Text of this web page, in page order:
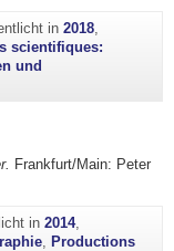
in 2018,
scientifiques:
und
Frankfurt/Main: Peter
in 2014,
, Productions